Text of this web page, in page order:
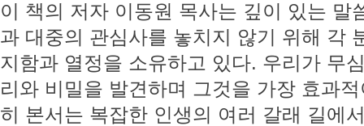
이 책의 저자 이동원 목사는 깊이 있는 말
과 대중의 관심사를 놓치지 않기 위해 각
지함과 열정을 소유하고 있다. 우리가 무
리와 비밀을 발견하며 그것을 가장 효과
히 본서는 복잡한 인생의 여러 갈래 길에